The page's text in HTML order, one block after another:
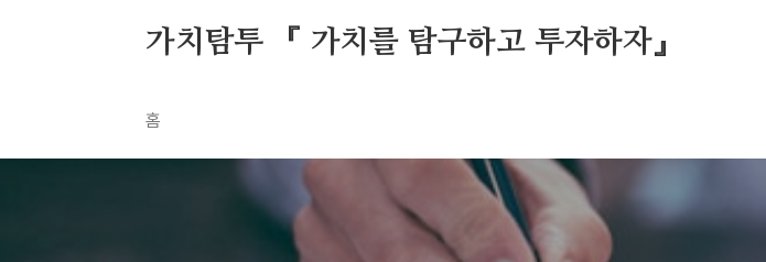
가치탐투 『 가치를 탐구하고 투자하자』
홈